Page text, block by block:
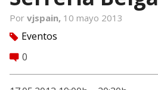
Ayuda
Contacto
Entrar
Por vjspain, 10 mayo 2013
tag Eventos
comment 0